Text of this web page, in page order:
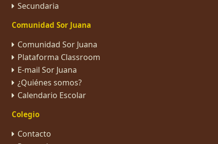
Secundaria
Comunidad Sor Juana
Comunidad Sor Juana
Plataforma Classroom
E-mail Sor Juana
¿Quiénes somos?
Calendario Escolar
Colegio
Contacto